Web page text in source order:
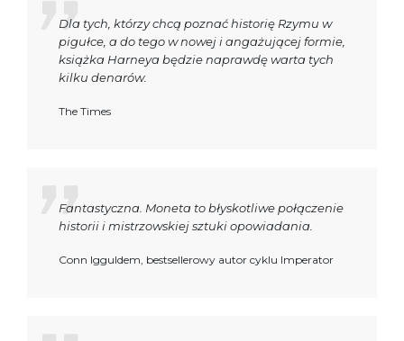
Dla tych, którzy chcą poznać historię Rzymu w
pigułce, a do tego w nowej i angażującej formie,
książka Harneya będzie naprawdę warta tych
kilku denarów.
The Times
Fantastyczna. Moneta to błyskotliwe połączenie
historii i mistrzowskiej sztuki opowiadania.
Conn Igguldem, bestsellerowy autor cyklu Imperator